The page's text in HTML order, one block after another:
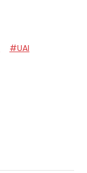
#UAI